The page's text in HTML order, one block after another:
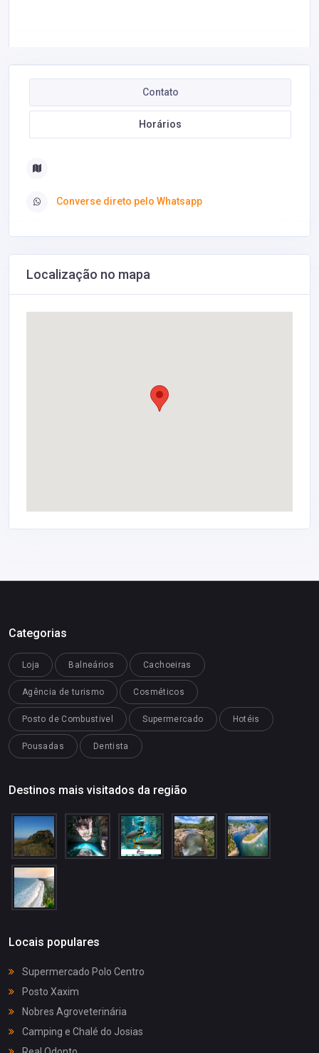
Contato
Horários
Converse direto pelo Whatsapp
Localização no mapa
Categorias
Loja Balneários Cachoeiras
Agência de turismo Cosméticos
Posto de Combustivel Supermercado Hotéis
Pousadas Dentista
Destinos mais visitados da região
Locais populares
Supermercado Polo Centro
Posto Xaxim
Nobres Agroveterinária
Camping e Chalé do Josias